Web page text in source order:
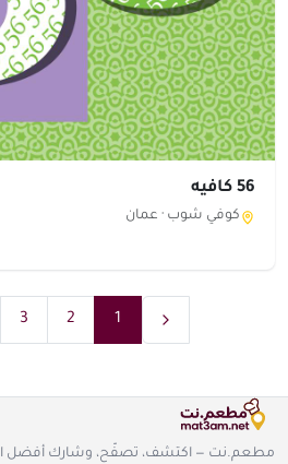
56 كافيه
كوفي شوب · عمان
1
2
3
مطعم.نت — اكتشف، تصفّح، وشارك أفضل